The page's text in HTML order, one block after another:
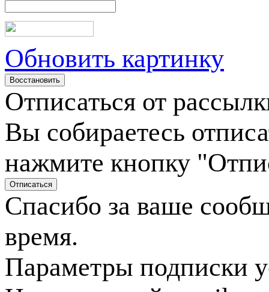
Обновить картинку
Отписаться от
Вы собираетесь
нажмите кнопку
Спасибо за ваше
время.
Параметры подписки